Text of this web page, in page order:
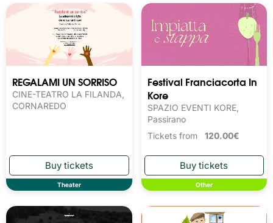
REGALAMI UN SORRISO
CINE-TEATRO LA FILANDA,
CORNAREDO
Theater
Festival Franciacorta In
Kore
SPAZIO EVENTI KORE,
Passirano
Tickets from 120.00€
Other